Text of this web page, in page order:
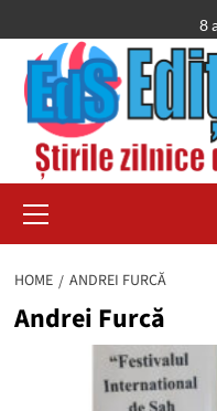
to
content
8
Menu
HOME ANDREI FURCĂ
Andrei Furcă